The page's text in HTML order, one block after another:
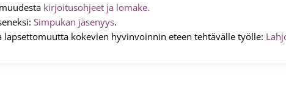
kirjoitusohjeet ja lomake.
Simpukan jäsenyys.
lapsettomuutta kokevien hyvinvoinnin eteen tehtävälle työlle: